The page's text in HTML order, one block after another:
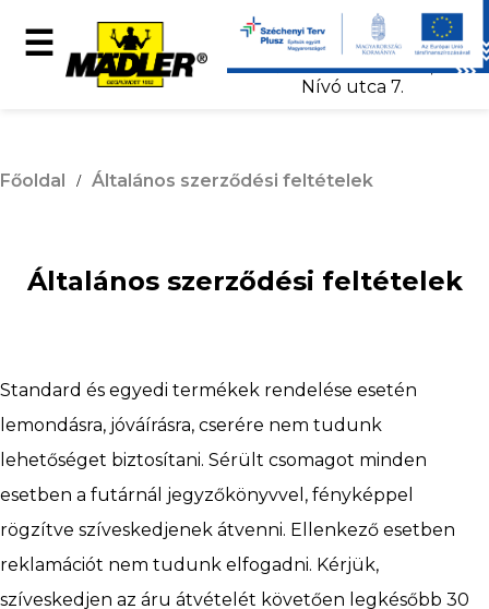
+36 52 502 810
info@maedler.org
4031 Debrecen,
Nívó utca 7.
☰
Főoldal Általános szerződési feltételek
Általános szerződési feltételek
Standard és egyedi termékek rendelése esetén
lemondásra, jóváírásra, cserére nem tudunk
lehetőséget biztosítani. Sérült csomagot minden
esetben a futárnál jegyzőkönyvvel, fényképpel
rögzítve szíveskedjenek átvenni. Ellenkező esetben
reklamációt nem tudunk elfogadni. Kérjük,
szíveskedjen az áru átvételét követően legkésőbb 30